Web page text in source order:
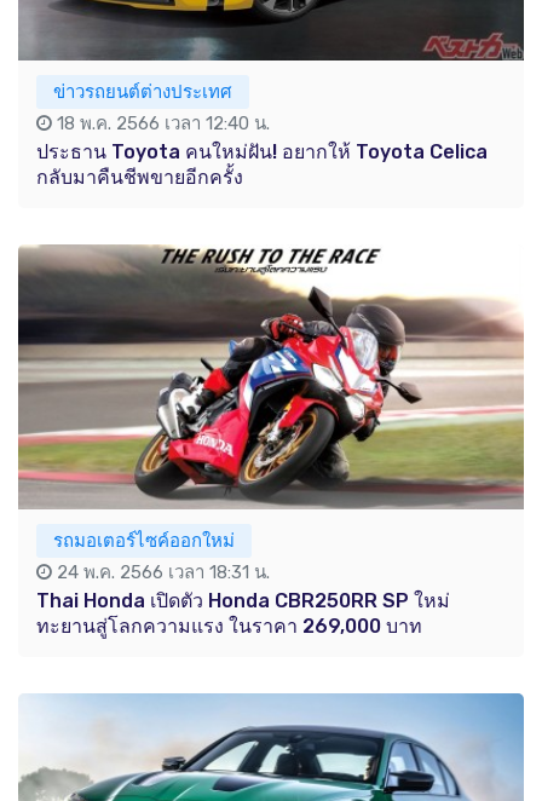
ข่าวรถยนต์ต่างประเทศ
18 พ.ค. 2566 เวลา 12:40 น.
ประธาน Toyota คนใหม่ฝัน! อยากให้ Toyota Celica
กลับมาคืนชีพขายอีกครั้ง
รถมอเตอร์ไซค์ออกใหม่
24 พ.ค. 2566 เวลา 18:31 น.
Thai Honda เปิดตัว Honda CBR250RR SP ใหม่
ทะยานสู่โลกความแรง ในราคา 269,000 บาท